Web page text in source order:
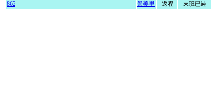
862
景美里 返程 末班已過